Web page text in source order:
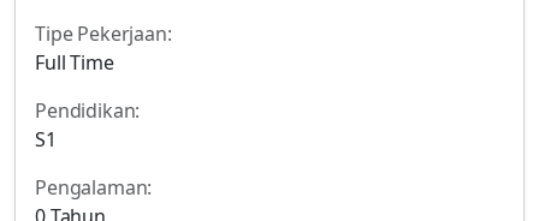
Tipe Pekerjaan:
Full Time
Pendidikan:
S1
Pengalaman: